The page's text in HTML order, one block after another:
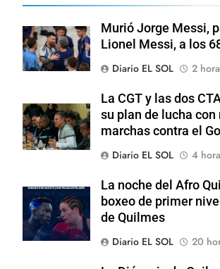
Murió Jorge Messi,
Lionel Messi, a los
Diario EL SOL
2
La CGT y las dos
su plan de lucha con
marchas contra el
Diario EL SOL
4
La noche del Afro
boxeo de primer
de Quilmes
Diario EL SOL
20